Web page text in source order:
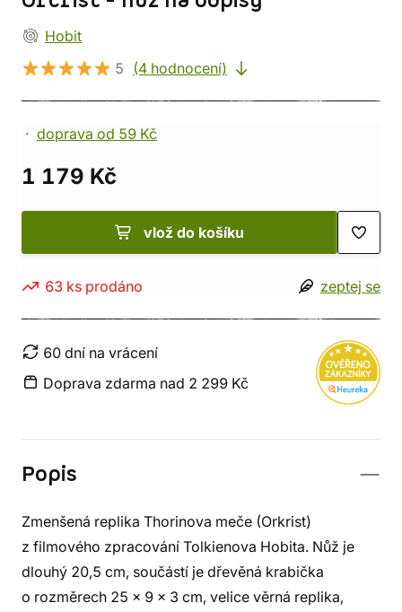
Hobit
5
(4 hodnocení)
doprava od 59 Kč
1 179 Kč
vlož do košíku
63 ks prodáno zeptej se
60 dní na vrácení
Doprava zdarma nad 2 299 Kč
Popis
Zmenšená replika Thorinova meče (Orkrist)
z filmového zpracování Tolkienova Hobita. Nůž je
dlouhý 20,5 cm, součástí je dřevěná krabička
o rozměrech 25 x 9 x 3 cm, velice věrná replika,